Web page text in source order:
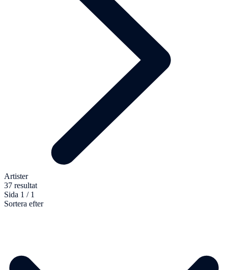
Artister
37 resultat
Sida 1 / 1
Sortera efter